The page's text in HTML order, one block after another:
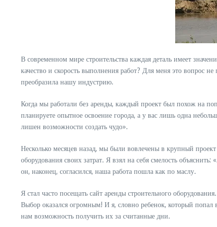
В современном мире строительства каждая деталь имеет
качество и скорость выполнения работ? Для меня это вопрос
преобразила нашу индустрию.
Когда мы работали без аренды, каждый проект был похож на
планируете опытное освоение города, а у вас лишь одна
лишен возможности создать чудо».
Несколько месяцев назад, мы были вовлечены в крупный
оборудования своих затрат. Я взял на себя смелость
он, наконец, согласился, наша работа пошла как по маслу.
Я стал часто посещать сайт аренды строительного
Выбор оказался огромным! И я, словно ребенок, который
нам возможность получить их за считанные дни.